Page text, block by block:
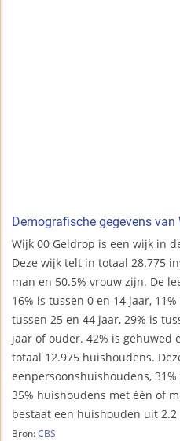
Demografische gegevens van
Wijk 00 Geldrop is een wijk in
Deze wijk telt in totaal 28.775
man en 50.5% vrouw zijn. De
16% is tussen 0 en 14 jaar,
tussen 25 en 44 jaar, 29% is
jaar of ouder. 42% is gehuwed
totaal 12.975 huishoudens.
eenpersoonshuishoudens,
35% huishoudens met één of
bestaat een huishouden uit 2.2
Bron: CBS